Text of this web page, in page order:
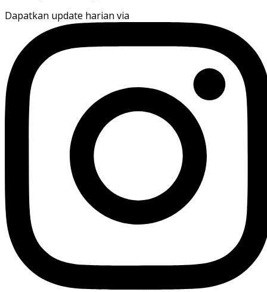
Dapatkan update harian via